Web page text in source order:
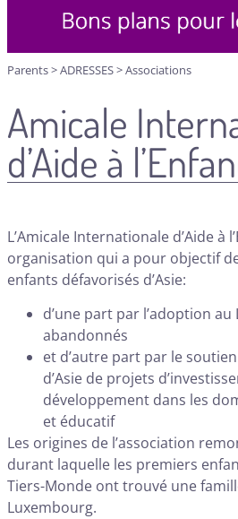
Parents>ADRESSES>Associations
Amicale
d’Aide à
L’Amicale Internationale d’Aide à
organisation qui a pour objectif
enfants défavorisés d’Asie:
d’une part par l’adoption
abandonnés
et d’autre part par le
d’Asie de projets
développement dans les
et éducatif
Les origines de l’association
durant laquelle les premiers
Tiers-Monde ont trouvé une
Luxembourg.